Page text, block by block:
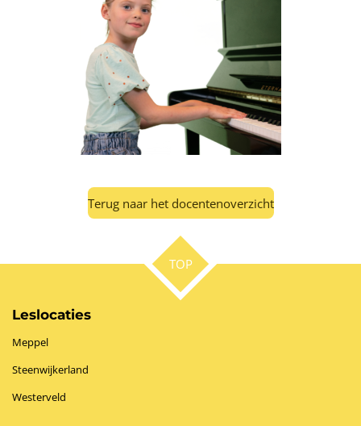
Terug naar het docentenoverzicht
TOP
Leslocaties
Meppel
Steenwijkerland
Westerveld